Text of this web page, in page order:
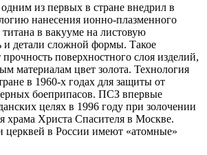
из первых в стране внедрил в
нанесения ионно-плазменного
в вакууме на листовую
детали сложной формы. Такое
поверхностного слоя изделий,
материалам цвет золота. Технология
в 1960-х годах для защиты от
боеприпасов. ПСЗ впервые
целях в 1996 году при золочении
храма Христа Спасителя в Москве.
церквей в России имеют «атомные»